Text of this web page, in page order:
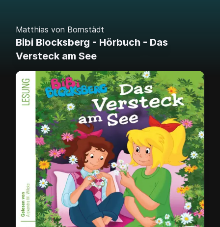
Matthias von Bornstädt
Bibi Blocksberg - Hörbuch - Das
Versteck am See